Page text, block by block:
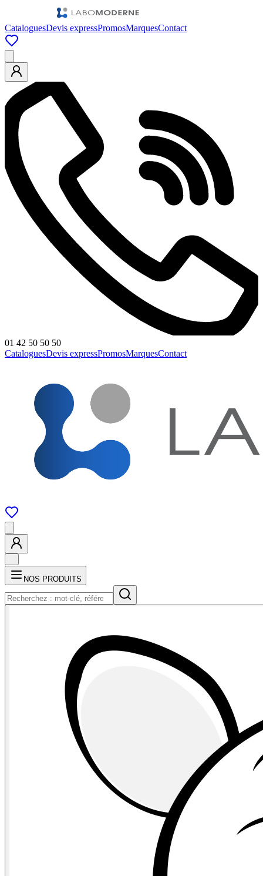
CataloguesDevis expressPromosMarquesContact
01 42 50 50 50
CataloguesDevis expressPromosMarquesContact
NOS PRODUITS